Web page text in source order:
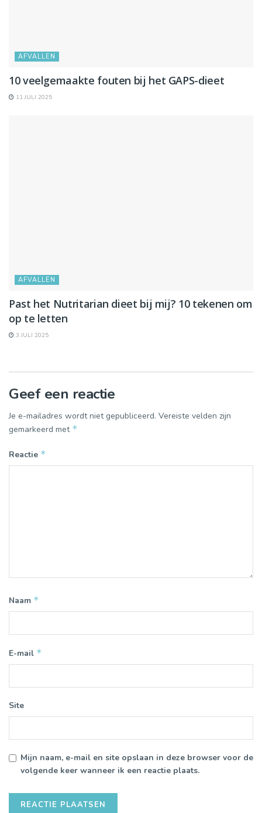
AFVALLEN
10 veelgemaakte fouten bij het GAPS-dieet
11 JULI 2025
AFVALLEN
Past het Nutritarian dieet bij mij? 10 tekenen om
op te letten
3 JULI 2025
Geef een reactie
Je e-mailadres wordt niet gepubliceerd. Vereiste velden zijn
gemarkeerd met *
Reactie *
Naam *
E-mail *
Site
Mijn naam, e-mail en site opslaan in deze browser voor de
volgende keer wanneer ik een reactie plaats.